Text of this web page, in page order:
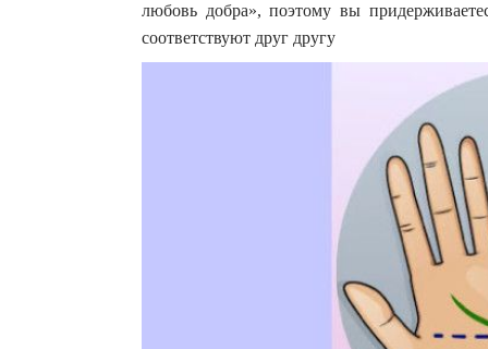
любовь добра», поэтому вы
соответствуют друг другу